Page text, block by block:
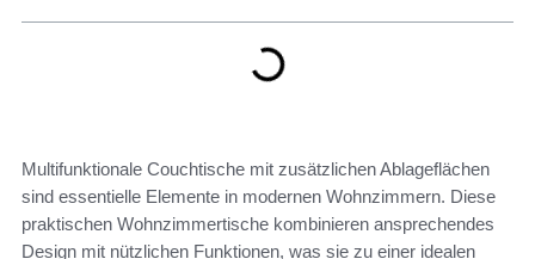
Multifunktionale Couchtische mit zusätzlichen Ablageflächen
sind essentielle Elemente in modernen Wohnzimmern. Diese
praktischen Wohnzimmertische kombinieren ansprechendes
Design mit nützlichen Funktionen, was sie zu einer idealen